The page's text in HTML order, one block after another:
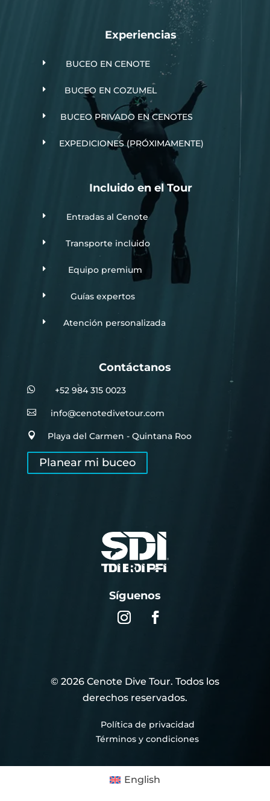
Experiencias
E BUCEO EN CENOTE
E BUCEO EN COZUMEL
E BUCEO PRIVADO EN CENOTES
E EXPEDICIONES (PRÓXIMAMENTE)
Incluido en el Tour
E Entradas al Cenote
E Transporte incluido
E Equipo premium
E Guías expertos
E Atención personalizada
Contáctanos
 +52 984 315 0023
 info@cenotedivetour.com
 Playa del Carmen - Quintana Roo
Planear mi buceo
Síguenos
© 2026 Cenote Dive Tour. Todos los
derechos reservados.
Política de privacidad
Términos y condiciones
English